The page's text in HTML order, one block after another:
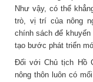
Như vậy, có thể
trò, vị trí của nông
chính sách để
tạo bước phát triển
Đối với Chủ tịch Hồ
nông thôn luôn có